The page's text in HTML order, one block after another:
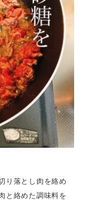
り落とし肉を絡め
と絡めた調味料を